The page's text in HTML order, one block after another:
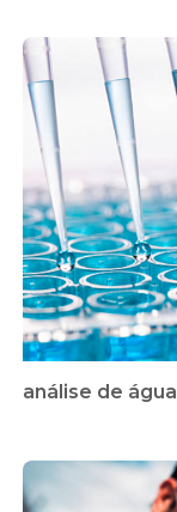
análise de